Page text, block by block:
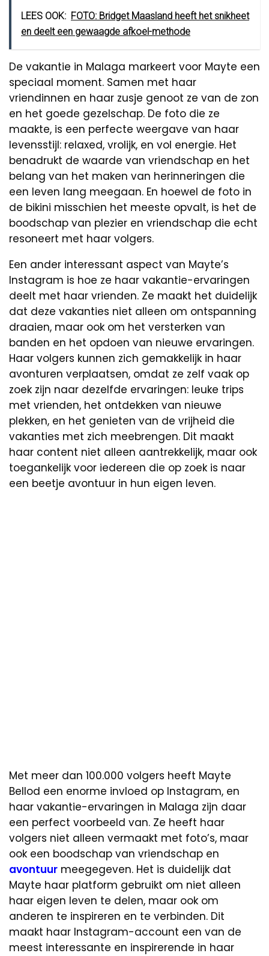
LEES OOK: FOTO: Bridget Maasland heeft het snikheet
en deelt een gewaagde afkoel-methode
De vakantie in Malaga markeert voor Mayte een
speciaal moment. Samen met haar
vriendinnen en haar zusje genoot ze van de zon
en het goede gezelschap. De foto die ze
maakte, is een perfecte weergave van haar
levensstijl: relaxed, vrolijk, en vol energie. Het
benadrukt de waarde van vriendschap en het
belang van het maken van herinneringen die
een leven lang meegaan. En hoewel de foto in
de bikini misschien het meeste opvalt, is het de
boodschap van plezier en vriendschap die echt
resoneert met haar volgers.
Een ander interessant aspect van Mayte’s
Instagram is hoe ze haar vakantie-ervaringen
deelt met haar vrienden. Ze maakt het duidelijk
dat deze vakanties niet alleen om ontspanning
draaien, maar ook om het versterken van
banden en het opdoen van nieuwe ervaringen.
Haar volgers kunnen zich gemakkelijk in haar
avonturen verplaatsen, omdat ze zelf vaak op
zoek zijn naar dezelfde ervaringen: leuke trips
met vrienden, het ontdekken van nieuwe
plekken, en het genieten van de vrijheid die
vakanties met zich meebrengen. Dit maakt
haar content niet alleen aantrekkelijk, maar ook
toegankelijk voor iedereen die op zoek is naar
een beetje avontuur in hun eigen leven.
Met meer dan 100.000 volgers heeft Mayte
Bellod een enorme invloed op Instagram, en
haar vakantie-ervaringen in Malaga zijn daar
een perfect voorbeeld van. Ze heeft haar
volgers niet alleen vermaakt met foto’s, maar
ook een boodschap van vriendschap en
avontuur meegegeven. Het is duidelijk dat
Mayte haar platform gebruikt om niet alleen
haar eigen leven te delen, maar ook om
anderen te inspireren en te verbinden. Dit
maakt haar Instagram-account een van de
meest interessante en inspirerende in haar